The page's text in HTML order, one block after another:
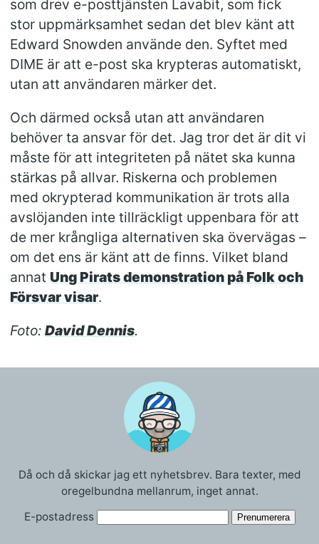
som drev e-posttjänsten Lavabit, som fick
stor uppmärksamhet sedan det blev känt att
Edward Snowden använde den. Syftet med
DIME är att e-post ska krypteras automatiskt,
utan att användaren märker det.
Och därmed också utan att användaren
behöver ta ansvar för det. Jag tror det är dit vi
måste för att integriteten på nätet ska kunna
stärkas på allvar. Riskerna och problemen
med okrypterad kommunikation är trots alla
avslöjanden inte tillräckligt uppenbara för att
de mer krångliga alternativen ska övervägas –
om det ens är känt att de finns. Vilket bland
annat Ung Pirats demonstration på Folk och
Försvar visar.
Foto:David Dennis.
Då och då skickar jag ett nyhetsbrev. Bara texter, med
oregelbundna mellanrum, inget annat.
E-postadress